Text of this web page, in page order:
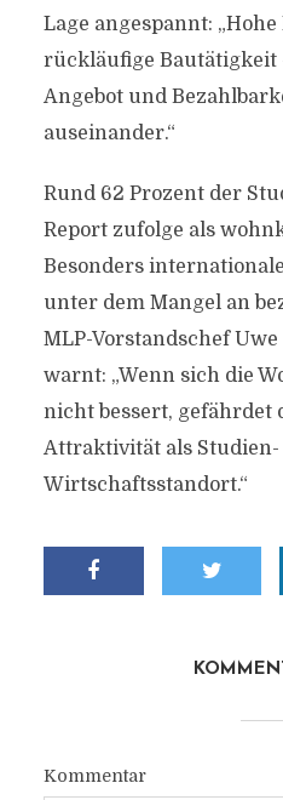
Lage angespannt:
rückläufige Bautätigkeit
Angebot und
auseinander.“
Rund 62 Prozent der
Report zufolge als
Besonders
unter dem Mangel an
MLP-Vorstandschef
warnt: „Wenn sich die
nicht bessert, gefährdet
Attraktivität als
Wirtschaftsstandort.“
Kommentar